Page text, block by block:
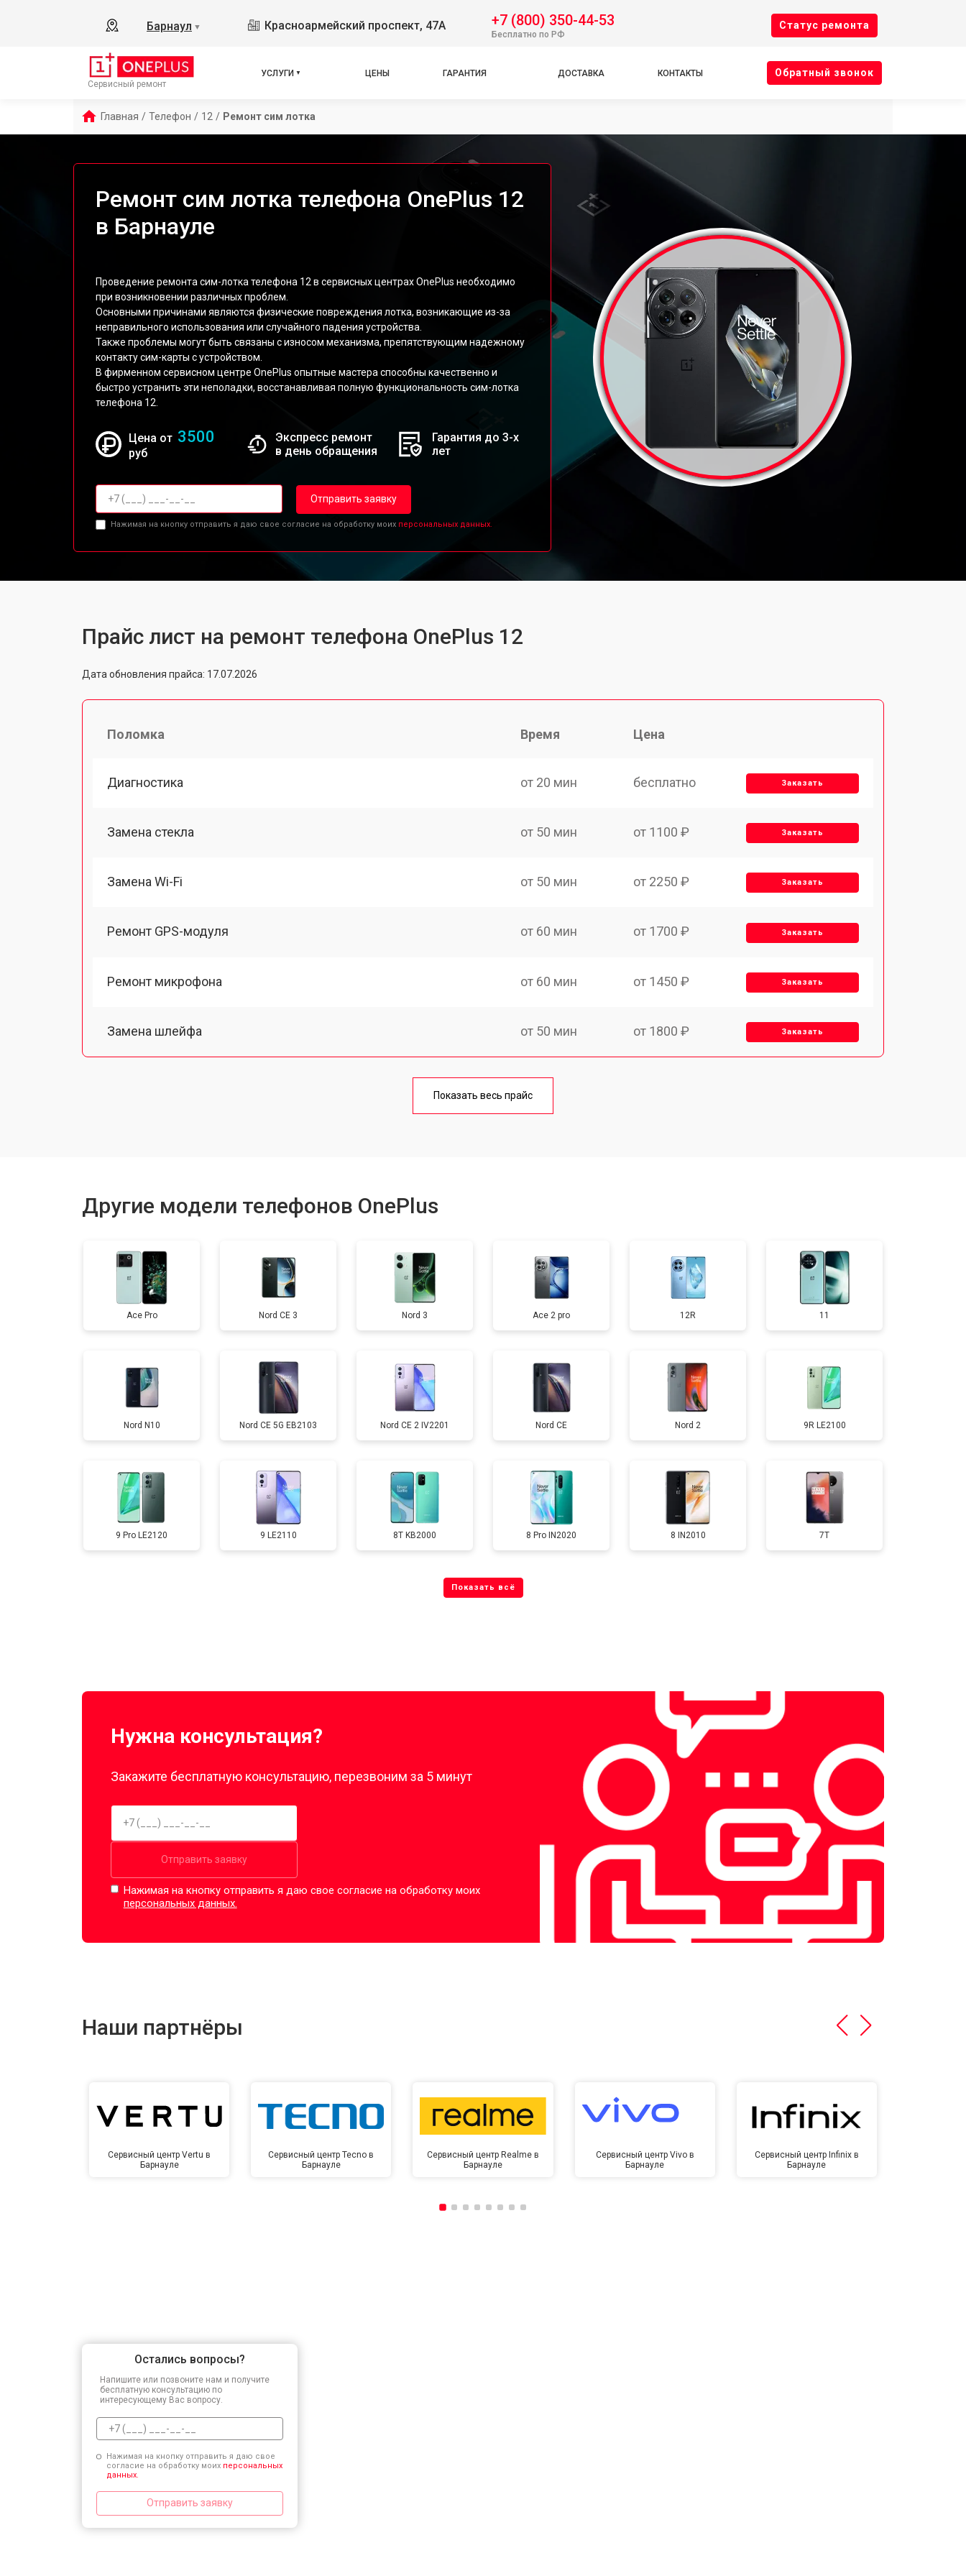
Барнаул ▼ Красноармейский проспект, 47А +7 (800) 350-44-53
Бесплатно по РФ
Cтатус ремонта
Сервисный ремонт
УСЛУГИ ЦЕНЫ ГАРАНТИЯ ДОСТАВКА КОНТАКТЫ Oбратный звонок
Главная / Телефон / 12 / Ремонт сим лотка
Ремонт сим лотка телефона OnePlus 12
в Барнауле
Проведение ремонта сим-лотка телефона 12 в сервисных центрах OnePlus необходимо
при возникновении различных проблем.
Основными причинами являются физические повреждения лотка, возникающие из-за
неправильного использования или случайного падения устройства.
Также проблемы могут быть связаны с износом механизма, препятствующим надежному
контакту сим-карты с устройством.
В фирменном сервисном центре OnePlus опытные мастера способны качественно и
быстро устранить эти неполадки, восстанавливая полную функциональность сим-лотка
телефона 12.
Цена от 3500
руб
Экспресс ремонт
в день обращения
Гарантия до 3-х
лет
Отправить заявку
Нажимая на кнопку отправить я даю свое согласие на обработку моих персональных данных.
Прайс лист на ремонт телефона OnePlus 12
Дата обновления прайса: 17.07.2026
Поломка Время Цена
Диагностика от 20 мин бесплатно Заказать
Замена стекла от 50 мин от 1100 ₽ Заказать
Замена Wi-Fi от 50 мин от 2250 ₽ Заказать
Ремонт GPS-модуля от 60 мин от 1700 ₽ Заказать
Ремонт микрофона от 60 мин от 1450 ₽ Заказать
Замена шлейфа от 50 мин от 1800 ₽ Заказать
от 70 мин
Замена дисплея (экрана) от 80 мин от 2700 ₽ Заказать
Замена аккумулятора от 40 мин от 950 ₽ Заказать
Замена кнопки включения от 70 мин от 1750 ₽ Заказать
Ремонт цепи питания от 60 мин от 3200 ₽ Заказать
Ремонт динамика от 60 мин от 1400 ₽ Заказать
Показать весь прайс
Другие модели телефонов OnePlus
Ace Pro Nord CE 3 Nord 3 Ace 2 pro 12R 11
Nord N10 Nord CE 5G EB2103 Nord CE 2 IV2201 Nord CE Nord 2 9R LE2100
9 Pro LE2120 9 LE2110 8T KB2000 8 Pro IN2020 8 IN2010 7T
Нужна консультация?
Закажите бесплатную консультацию, перезвоним за 5 минут
Отправить заявку
Нажимая на кнопку отправить я даю свое согласие на обработку моих
персональных данных.
Наши партнёры
Сервисный центр Vertu в
Барнауле
Сервисный центр Tecno в
Барнауле
Сервисный центр Realme в
Барнауле
Сервисный центр Vivo в
Барнауле
Сервисный центр Infinix в
Барнауле
Остались вопросы?
Напишите или позвоните нам и получите
бесплатную консультацию по
интересующему Вас вопросу.
Нажимая на кнопку отправить я даю свое
согласие на обработку моих персональных
данных.
Отправить заявку